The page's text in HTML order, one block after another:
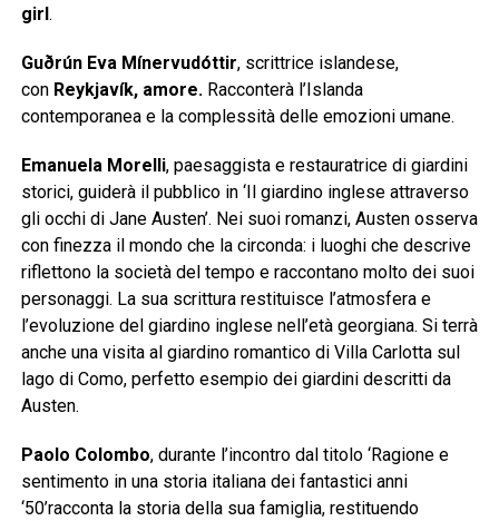
girl .
Guðrún Eva Mínervudóttir, scrittrice islandese,
con Reykjavík, amore. Racconterà l’Islanda
contemporanea e la complessità delle emozioni umane.
Emanuela Morelli, paesaggista e restauratrice di giardini
storici, guiderà il pubblico in ‘Il giardino inglese attraverso
gli occhi di Jane Austen’. Nei suoi romanzi, Austen osserva
con finezza il mondo che la circonda: i luoghi che descrive
riflettono la società del tempo e raccontano molto dei suoi
personaggi. La sua scrittura restituisce l’atmosfera e
l’evoluzione del giardino inglese nell’età georgiana. Si terrà
anche una visita al giardino romantico di Villa Carlotta sul
lago di Como, perfetto esempio dei giardini descritti da
Austen.
Paolo Colombo, durante l’incontro dal titolo ‘Ragione e
sentimento in una storia italiana dei fantastici anni
‘50’racconta la storia della sua famiglia, restituendo